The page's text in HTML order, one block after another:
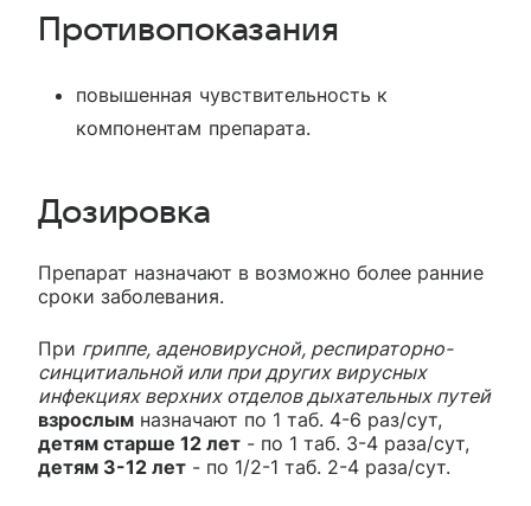
Противопоказания
повышенная чувствительность к
компонентам препарата.
Дозировка
Препарат назначают в возможно более ранние
сроки заболевания.
При гриппе, аденовирусной, респираторно-
синцитиальной или при других вирусных
инфекциях верхних отделов дыхательных путей
взрослым назначают по 1 таб. 4-6 раз/сут,
детям старше 12 лет - по 1 таб. 3-4 раза/сут,
детям 3-12 лет - по 1/2-1 таб. 2-4 раза/сут.